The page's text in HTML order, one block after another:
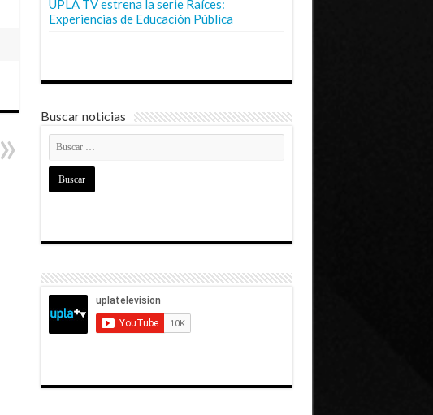
UPLA TV estrena la serie Raíces:
Experiencias de Educación Pública
Buscar noticias